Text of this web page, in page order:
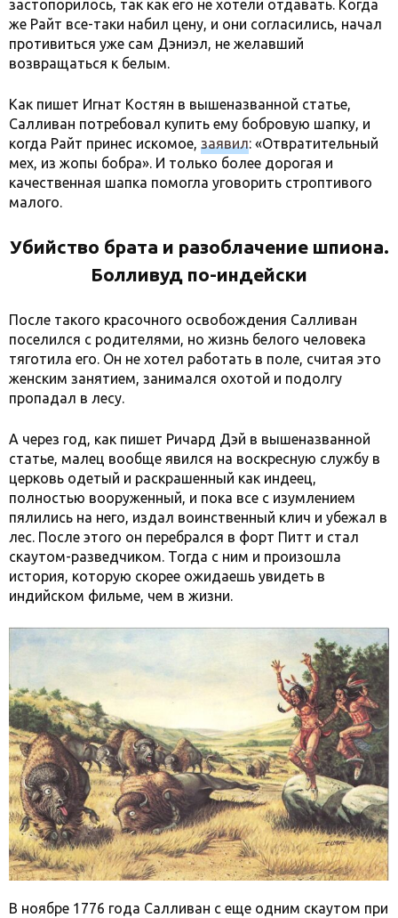
застопорилось, так как его не хотели отдавать. Когда
же Райт все-таки набил цену, и они согласились, начал
противиться уже сам Дэниэл, не желавший
возвращаться к белым.
Как пишет Игнат Костян в вышеназванной статье,
Салливан потребовал купить ему бобровую шапку, и
когда Райт принес искомое, заявил: «Отвратительный
мех, из жопы бобра». И только более дорогая и
качественная шапка помогла уговорить строптивого
малого.
Убийство брата и разоблачение шпиона.
Болливуд по-индейски
После такого красочного освобождения Салливан
поселился с родителями, но жизнь белого человека
тяготила его. Он не хотел работать в поле, считая это
женским занятием, занимался охотой и подолгу
пропадал в лесу.
А через год, как пишет Ричард Дэй в вышеназванной
статье, малец вообще явился на воскресную службу в
церковь одетый и раскрашенный как индеец,
полностью вооруженный, и пока все с изумлением
пялились на него, издал воинственный клич и убежал в
лес. После этого он перебрался в форт Питт и стал
скаутом-разведчиком. Тогда с ним и произошла
история, которую скорее ожидаешь увидеть в
индийском фильме, чем в жизни.
В ноябре 1776 года Салливан с еще одним скаутом при